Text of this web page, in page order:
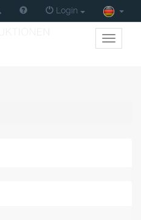
Login
Toggle
primary